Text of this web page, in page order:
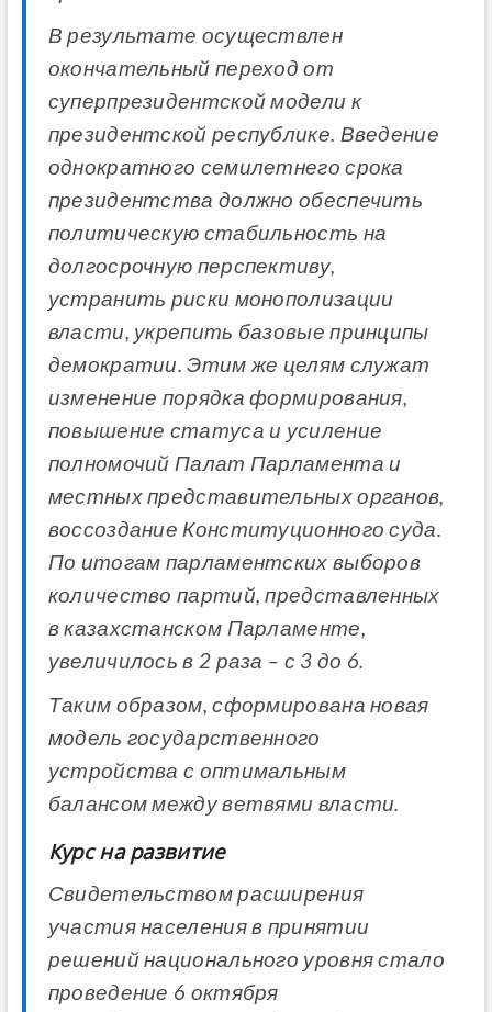
В результате осуществлен
окончательный переход от
суперпрезидентской модели к
президентской республике. Введение
однократного семилетнего срока
президентства должно обеспечить
политическую стабильность на
долгосрочную перспективу,
устранить риски монополизации
власти, укрепить базовые принципы
демократии. Этим же целям служат
изменение порядка формирования,
повышение статуса и усиление
полномочий Палат Парламента и
местных представительных органов,
воссоздание Конституционного суда.
По итогам парламентских выборов
количество партий, представленных
в казахстанском Парламенте,
увеличилось в 2 раза – с 3 до 6.
Таким образом, сформирована новая
модель государственного
устройства с оптимальным
балансом между ветвями власти.
Курс на развитие
Свидетельством расширения
участия населения в принятии
решений национального уровня стало
проведение 6 октября